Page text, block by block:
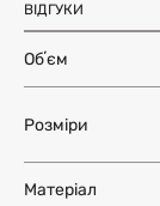
Обʼєм
Розміри
Матеріал
умови наявності на
отримання
на сайті, щоб
ВІДГУКИ